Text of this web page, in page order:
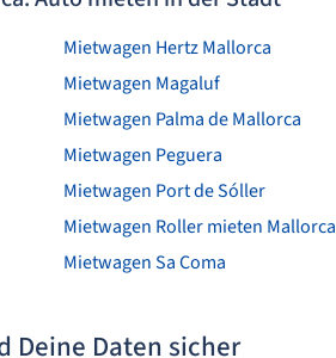
Mietwagen Hertz Mallorca
Mietwagen Magaluf
Mietwagen Palma de Mallorca
Mietwagen Peguera
Mietwagen Port de Sóller
Mietwagen Roller mieten Mallorca
Mietwagen Sa Coma
Deine Daten sicher